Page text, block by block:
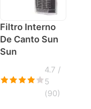
Filtro Interno
De Canto Sun
Sun
4.7 /
5
(90)